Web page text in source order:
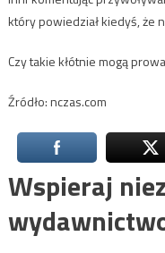
który powiedział kiedyś, że
Czy takie kłótnie mogą
Źródło: nczas.com
Wspieraj